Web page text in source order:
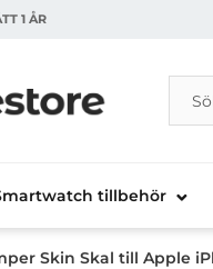
1 ÅR
för Danira Telecom
Sök
Sök
tillbehör
Skin Skal till Apple